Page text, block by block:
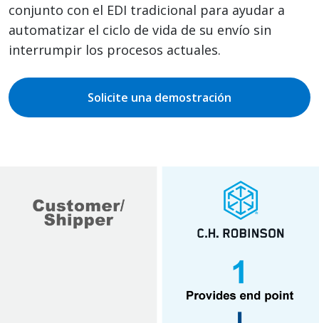
conjunto con el EDI tradicional para ayudar a
automatizar el ciclo de vida de su envío sin
interrumpir los procesos actuales.
Solicite una demostración